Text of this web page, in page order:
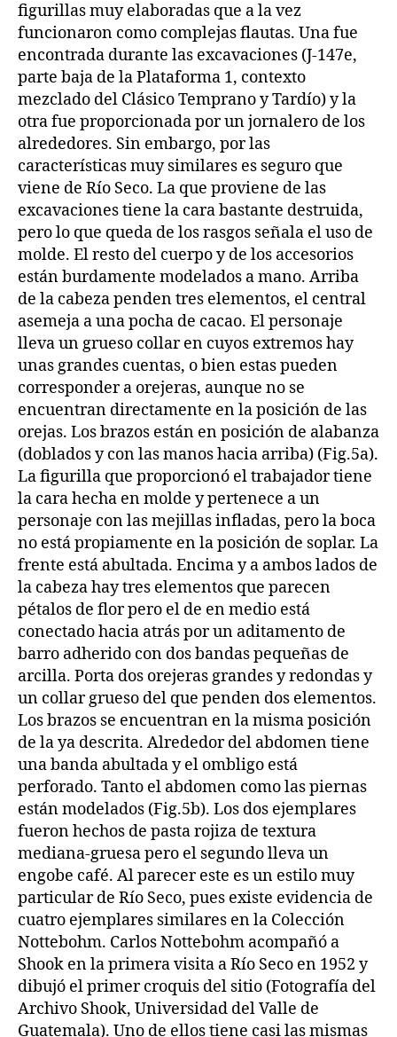
figurillas muy elaboradas que a la vez
funcionaron como complejas flautas. Una fue
encontrada durante las excavaciones (J-147e,
parte baja de la Plataforma 1, contexto
mezclado del Clásico Temprano y Tardío) y la
otra fue proporcionada por un jornalero de los
alrededores. Sin embargo, por las
características muy similares es seguro que
viene de Río Seco. La que proviene de las
excavaciones tiene la cara bastante destruida,
pero lo que queda de los rasgos señala el uso de
molde. El resto del cuerpo y de los accesorios
están burdamente modelados a mano. Arriba
de la cabeza penden tres elementos, el central
asemeja a una pocha de cacao. El personaje
lleva un grueso collar en cuyos extremos hay
unas grandes cuentas, o bien estas pueden
corresponder a orejeras, aunque no se
encuentran directamente en la posición de las
orejas. Los brazos están en posición de alabanza
(doblados y con las manos hacia arriba) (Fig.5a).
La figurilla que proporcionó el trabajador tiene
la cara hecha en molde y pertenece a un
personaje con las mejillas infladas, pero la boca
no está propiamente en la posición de soplar. La
frente está abultada. Encima y a ambos lados de
la cabeza hay tres elementos que parecen
pétalos de flor pero el de en medio está
conectado hacia atrás por un aditamento de
barro adherido con dos bandas pequeñas de
arcilla. Porta dos orejeras grandes y redondas y
un collar grueso del que penden dos elementos.
Los brazos se encuentran en la misma posición
de la ya descrita. Alrededor del abdomen tiene
una banda abultada y el ombligo está
perforado. Tanto el abdomen como las piernas
están modelados (Fig.5b). Los dos ejemplares
fueron hechos de pasta rojiza de textura
mediana-gruesa pero el segundo lleva un
engobe café. Al parecer este es un estilo muy
particular de Río Seco, pues existe evidencia de
cuatro ejemplares similares en la Colección
Nottebohm. Carlos Nottebohm acompañó a
Shook en la primera visita a Río Seco en 1952 y
dibujó el primer croquis del sitio (Fotografía del
Archivo Shook, Universidad del Valle de
Guatemala). Uno de ellos tiene casi las mismas